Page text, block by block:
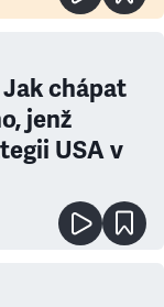
chápat
jenž
USA v